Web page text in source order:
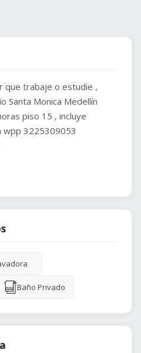
que trabaje o estudie ,
Santa Monica Medellín
piso 15 , incluye
wpp 3225309053
Baño Privado